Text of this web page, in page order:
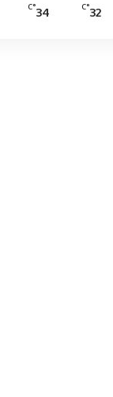
32
°C
34
°C